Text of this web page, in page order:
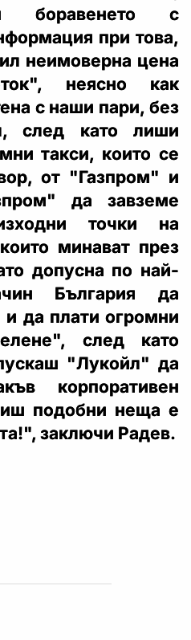
с
при това,
неимоверна цена
неясно как
с наши пари, без
след като лиши
такси, които се
от "Газпром" и
да завземе
точки на
минават през
допусна по най-
България да
и да плати огромни
след като
"Лукойл" да
корпоративен
подобни неща е
заключи Радев.